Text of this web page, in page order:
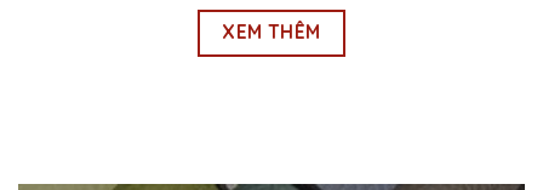
XEM THÊM